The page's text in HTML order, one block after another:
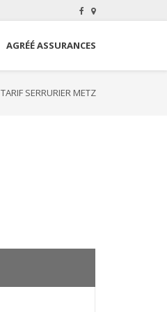
AGRÉÉ ASSURANCES
TARIF SERRURIER METZ